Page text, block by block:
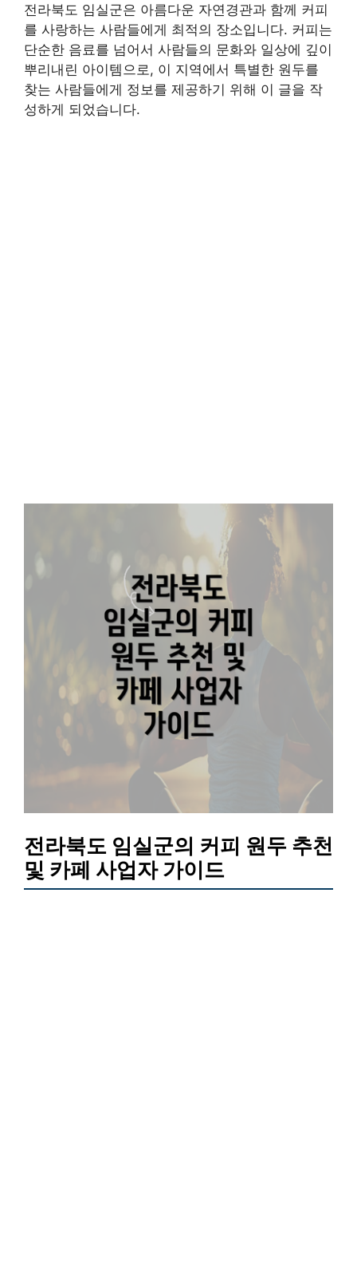
전라북도 임실군은 아름다운 자연경관과 함께 커피
를 사랑하는 사람들에게 최적의 장소입니다. 커피는
단순한 음료를 넘어서 사람들의 문화와 일상에 깊이
뿌리내린 아이템으로, 이 지역에서 특별한 원두를
찾는 사람들에게 정보를 제공하기 위해 이 글을 작
성하게 되었습니다.
전라북도 임실군의 커피 원두 추천
및 카페 사업자 가이드